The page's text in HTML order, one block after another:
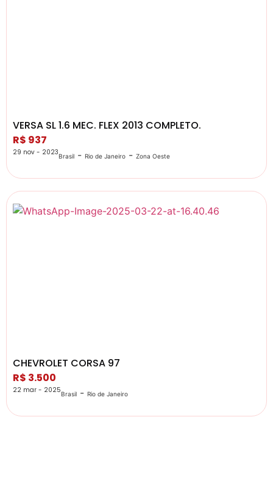
VERSA SL 1.6 MEC. FLEX 2013 COMPLETO.
R$ 937
29 nov - 2023Brasil - Rio de Janeiro - Zona Oeste
CHEVROLET CORSA 97
R$ 3.500
22 mar - 2025Brasil - Rio de Janeiro